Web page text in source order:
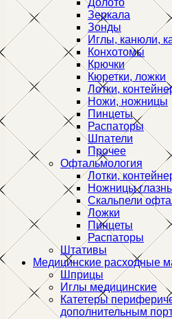
Долото
Зеркала
Зонды
Иглы, канюли,
Конхотомы
Крючки
Кюретки, ложки
Лотки,
Ножи, ножницы
Пинцеты
Распаторы
Шпатели
Прочее
Офтальмология
Лотки,
Ножницы
Скальпели
Ложки
Пинцеты
Распаторы
Штативы
Медицинские расходные
Шприцы
Иглы медицинские
Катетеры
дополнительным